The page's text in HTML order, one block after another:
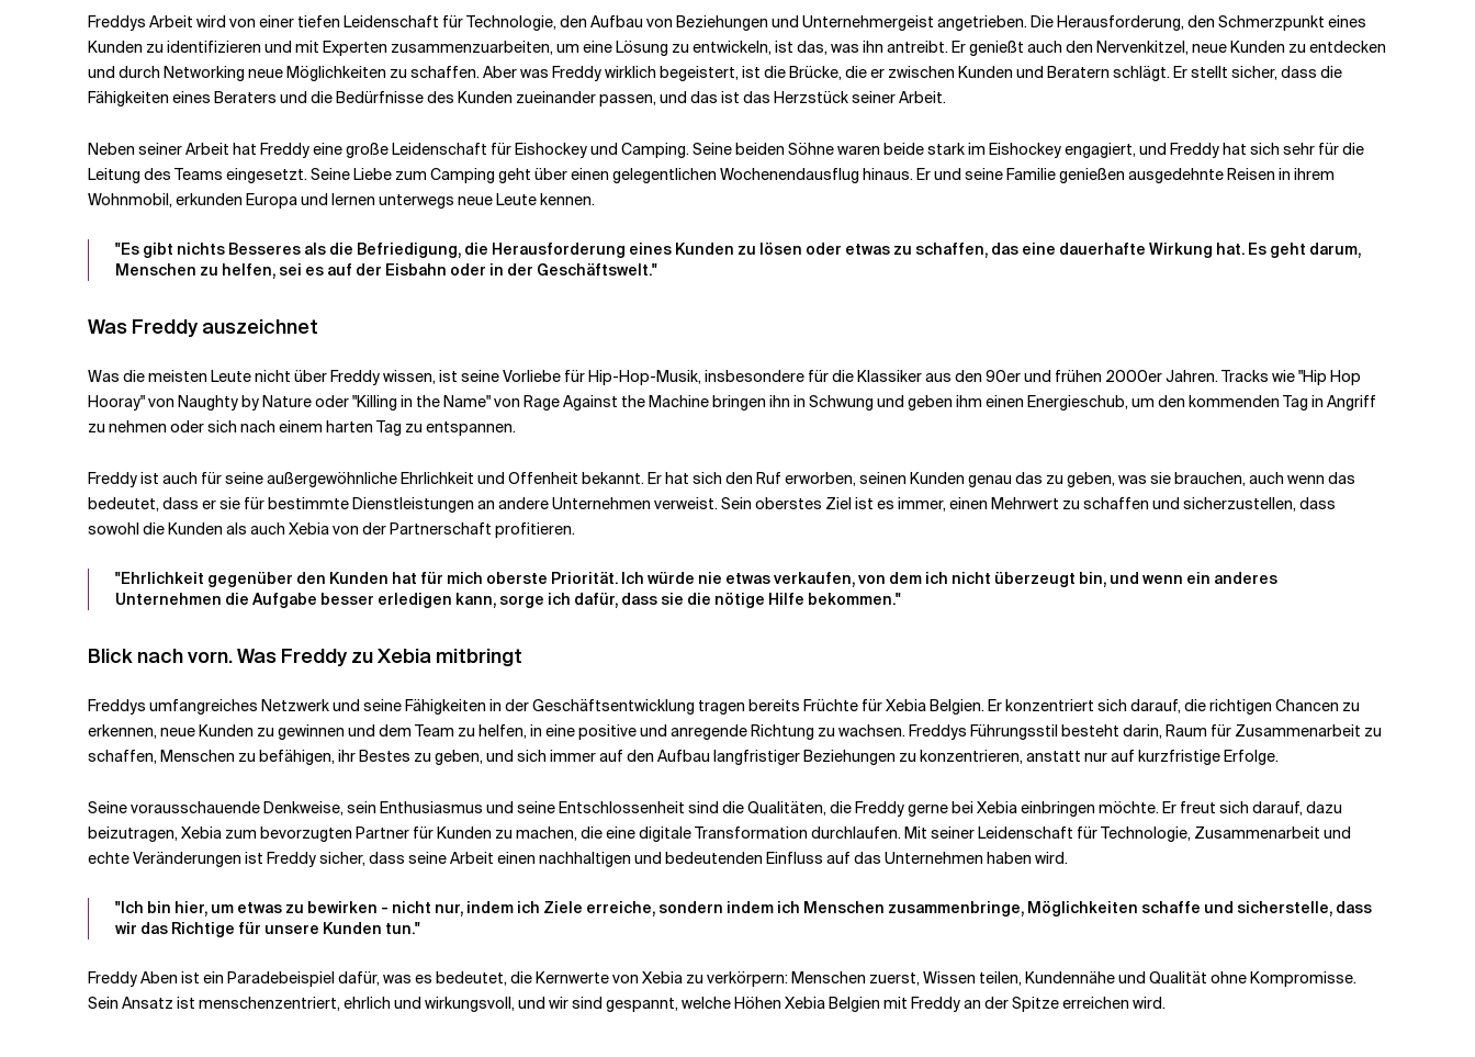
Freddys Arbeit wird von einer tiefen Leidenschaft für Technologie, den Aufbau von Beziehungen und Unternehmergeist angetrieben. Die Herausforderung, den Schmerzpunkt eines
Kunden zu identifizieren und mit Experten zusammenzuarbeiten, um eine Lösung zu entwickeln, ist das, was ihn antreibt. Er genießt auch den Nervenkitzel, neue Kunden zu entdecken
und durch Networking neue Möglichkeiten zu schaffen. Aber was Freddy wirklich begeistert, ist die Brücke, die er zwischen Kunden und Beratern schlägt. Er stellt sicher, dass die
Fähigkeiten eines Beraters und die Bedürfnisse des Kunden zueinander passen, und das ist das Herzstück seiner Arbeit.
Neben seiner Arbeit hat Freddy eine große Leidenschaft für Eishockey und Camping. Seine beiden Söhne waren beide stark im Eishockey engagiert, und Freddy hat sich sehr für die
Leitung des Teams eingesetzt. Seine Liebe zum Camping geht über einen gelegentlichen Wochenendausflug hinaus. Er und seine Familie genießen ausgedehnte Reisen in ihrem
Wohnmobil, erkunden Europa und lernen unterwegs neue Leute kennen.
"Es gibt nichts Besseres als die Befriedigung, die Herausforderung eines Kunden zu lösen oder etwas zu schaffen, das eine dauerhafte Wirkung hat. Es geht darum,
Menschen zu helfen, sei es auf der Eisbahn oder in der Geschäftswelt."
Was Freddy auszeichnet
Was die meisten Leute nicht über Freddy wissen, ist seine Vorliebe für Hip-Hop-Musik, insbesondere für die Klassiker aus den 90er und frühen 2000er Jahren. Tracks wie "Hip Hop
Hooray" von Naughty by Nature oder "Killing in the Name" von Rage Against the Machine bringen ihn in Schwung und geben ihm einen Energieschub, um den kommenden Tag in Angriff
zu nehmen oder sich nach einem harten Tag zu entspannen.
Freddy ist auch für seine außergewöhnliche Ehrlichkeit und Offenheit bekannt. Er hat sich den Ruf erworben, seinen Kunden genau das zu geben, was sie brauchen, auch wenn das
bedeutet, dass er sie für bestimmte Dienstleistungen an andere Unternehmen verweist. Sein oberstes Ziel ist es immer, einen Mehrwert zu schaffen und sicherzustellen, dass
sowohl die Kunden als auch Xebia von der Partnerschaft profitieren.
"Ehrlichkeit gegenüber den Kunden hat für mich oberste Priorität. Ich würde nie etwas verkaufen, von dem ich nicht überzeugt bin, und wenn ein anderes
Unternehmen die Aufgabe besser erledigen kann, sorge ich dafür, dass sie die nötige Hilfe bekommen."
Blick nach vorn. Was Freddy zu Xebia mitbringt
Freddys umfangreiches Netzwerk und seine Fähigkeiten in der Geschäftsentwicklung tragen bereits Früchte für Xebia Belgien. Er konzentriert sich darauf, die richtigen Chancen zu
erkennen, neue Kunden zu gewinnen und dem Team zu helfen, in eine positive und anregende Richtung zu wachsen. Freddys Führungsstil besteht darin, Raum für Zusammenarbeit zu
schaffen, Menschen zu befähigen, ihr Bestes zu geben, und sich immer auf den Aufbau langfristiger Beziehungen zu konzentrieren, anstatt nur auf kurzfristige Erfolge.
Seine vorausschauende Denkweise, sein Enthusiasmus und seine Entschlossenheit sind die Qualitäten, die Freddy gerne bei Xebia einbringen möchte. Er freut sich darauf, dazu
beizutragen, Xebia zum bevorzugten Partner für Kunden zu machen, die eine digitale Transformation durchlaufen. Mit seiner Leidenschaft für Technologie, Zusammenarbeit und
echte Veränderungen ist Freddy sicher, dass seine Arbeit einen nachhaltigen und bedeutenden Einfluss auf das Unternehmen haben wird.
"Ich bin hier, um etwas zu bewirken - nicht nur, indem ich Ziele erreiche, sondern indem ich Menschen zusammenbringe, Möglichkeiten schaffe und sicherstelle, dass
wir das Richtige für unsere Kunden tun."
Freddy Aben ist ein Paradebeispiel dafür, was es bedeutet, die Kernwerte von Xebia zu verkörpern: Menschen zuerst, Wissen teilen, Kundennähe und Qualität ohne Kompromisse.
Sein Ansatz ist menschenzentriert, ehrlich und wirkungsvoll, und wir sind gespannt, welche Höhen Xebia Belgien mit Freddy an der Spitze erreichen wird.